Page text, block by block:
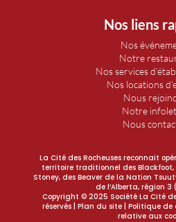
Nos liens
Nos
Notre
Nos services
Nos locations
Nous
Notre
Nous
La Cité des Rocheuses reconnait
territoire traditionnel des
Stoney, des Beaver de la Nation
de l’Alberta, région
Copyright © 2025 Société La Cité
réservés | Plan du site| Politique de
relative aux